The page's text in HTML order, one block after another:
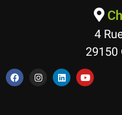
4
29150